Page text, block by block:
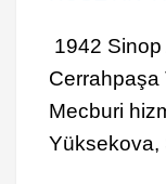
1942 Sinop
Cerrahpaşa
Mecburi
Yüksekova,